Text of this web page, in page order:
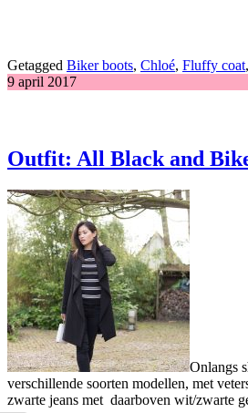
Getagged Biker boots, Chloé, Fluffy coat,
9 april 2017
Outfit: All Black and
Onlangs
verschillende soorten modellen, met
zwarte jeans met daarboven wit/zwarte